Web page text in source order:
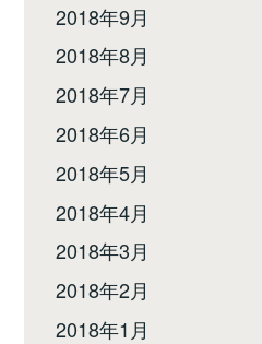
2018年9月
2018年8月
2018年7月
2018年6月
2018年5月
2018年4月
2018年3月
2018年2月
2018年1月